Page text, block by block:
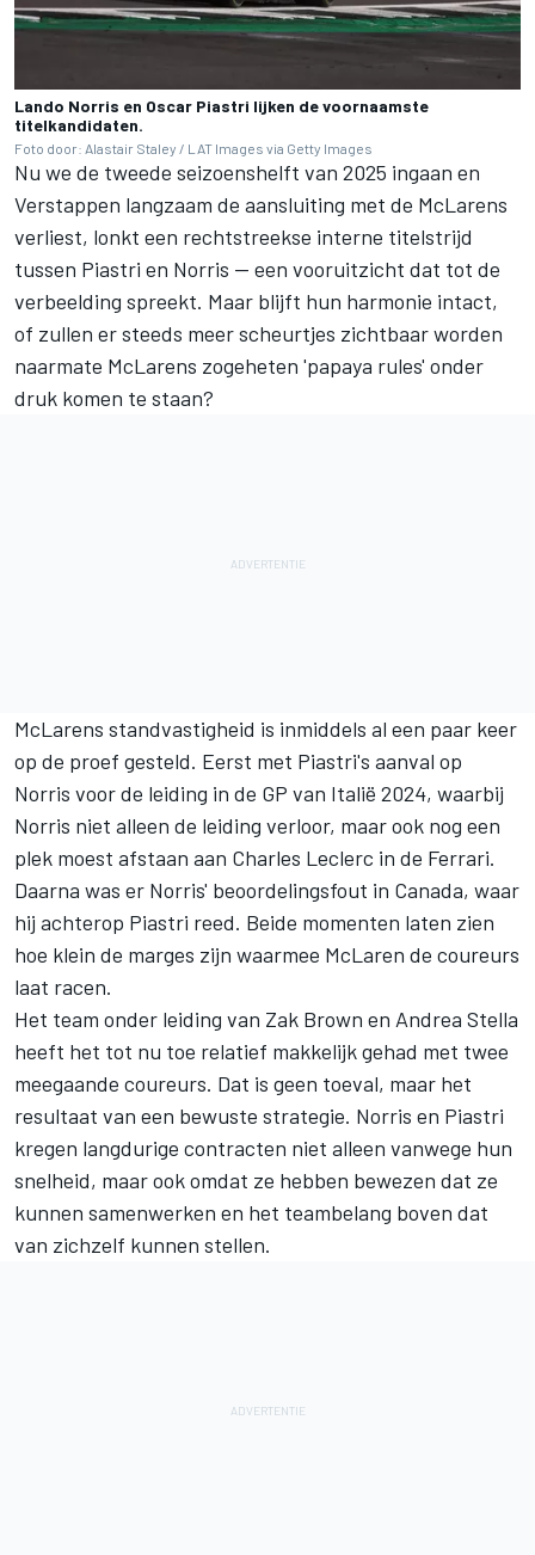
Lando Norris en Oscar Piastri lijken de voornaamste
titelkandidaten.
Foto door: Alastair Staley / LAT Images via Getty Images
Nu we de tweede seizoenshelft van 2025 ingaan en
Verstappen langzaam de aansluiting met de McLarens
verliest, lonkt een rechtstreekse interne titelstrijd
tussen Piastri en Norris — een vooruitzicht dat tot de
verbeelding spreekt. Maar blijft hun harmonie intact,
of zullen er steeds meer scheurtjes zichtbaar worden
naarmate McLarens zogeheten 'papaya rules' onder
druk komen te staan?
McLarens standvastigheid is inmiddels al een paar keer
op de proef gesteld. Eerst met Piastri's aanval op
Norris voor de leiding in de GP van Italië 2024, waarbij
Norris niet alleen de leiding verloor, maar ook nog een
plek moest afstaan aan Charles Leclerc in de Ferrari.
Daarna was er Norris' beoordelingsfout in Canada, waar
hij achterop Piastri reed. Beide momenten laten zien
hoe klein de marges zijn waarmee McLaren de coureurs
laat racen.
Het team onder leiding van Zak Brown en Andrea Stella
heeft het tot nu toe relatief makkelijk gehad met twee
meegaande coureurs. Dat is geen toeval, maar het
resultaat van een bewuste strategie. Norris en Piastri
kregen langdurige contracten niet alleen vanwege hun
snelheid, maar ook omdat ze hebben bewezen dat ze
kunnen samenwerken en het teambelang boven dat
van zichzelf kunnen stellen.